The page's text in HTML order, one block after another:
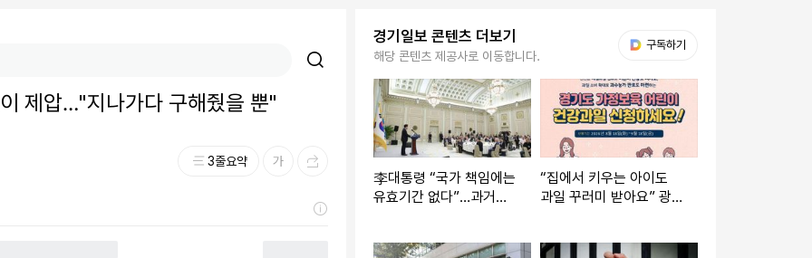
제압…"지나가다 구해줬을 뿐"
3줄요약
경기일보 콘텐츠 더보기
해당 콘텐츠 제공사로 이동합니다.
구독하기
李대통령 “국가 책임에는
유효기간 없다”…과거사
“집에서 키우는 아이도
과일 꾸러미 받아요” 광